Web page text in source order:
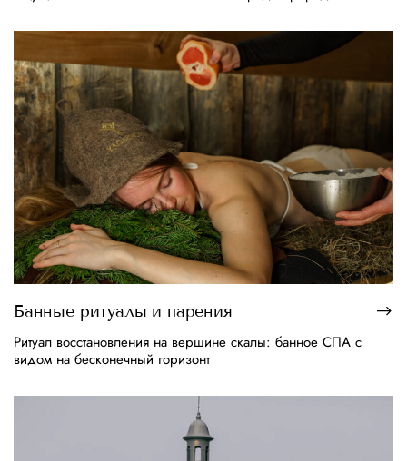
Банные ритуалы и парения
Ритуал восстановления на вершине скалы: банное СПА с
видом на бесконечный горизонт